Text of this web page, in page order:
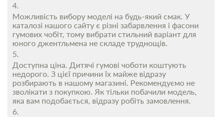
Можливість вибору моделі на будь-який смак. У
каталозі нашого сайту є різні забарвлення і фасони
гумових чобіт, тому вибрати стильний варіант для
юного джентльмена не складе труднощів.
Доступна ціна. Дитячі гумові чоботи коштують
недорого. З цієї причини їх майже відразу
розбирають в нашому магазині. Рекомендуємо не
зволікати з покупкою. Як тільки побачили модель,
яка вам подобається, відразу робіть замовлення.